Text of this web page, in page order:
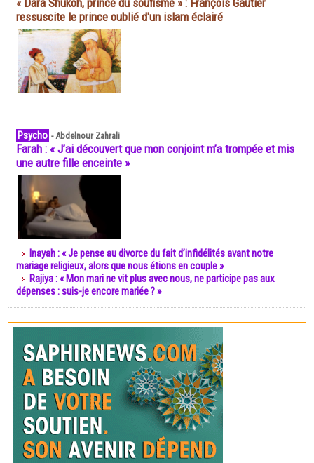
« Dara Shukoh, prince du soufisme » : François Gautier
ressuscite le prince oublié d'un islam éclairé
Psycho -Abdelnour Zahrali
Farah : « J’ai découvert que mon conjoint m’a trompée et mis
une autre fille enceinte »
Inayah : « Je pense au divorce du fait d’infidélités avant notre
mariage religieux, alors que nous étions en couple »
Rajiya : « Mon mari ne vit plus avec nous, ne participe pas aux
dépenses : suis-je encore mariée ? »